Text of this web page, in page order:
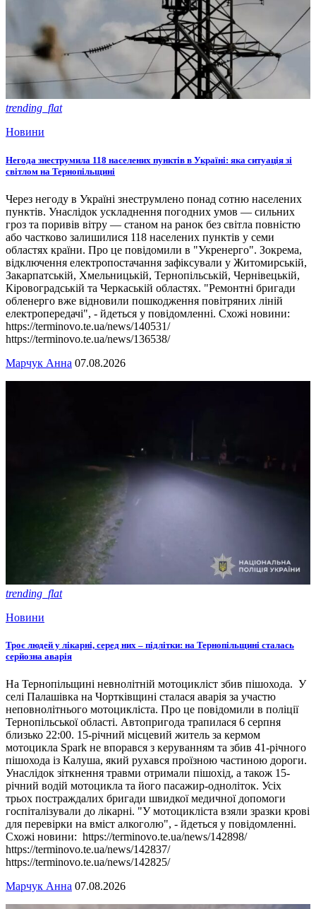
trending_flat
Новини
Негода знеструмила 118 населених пунктів в Україні: яка ситуація зі
світлом на Тернопільщині
Через негоду в Україні знеструмлено понад сотню населених
пунктів. Унаслідок ускладнення погодних умов — сильних
гроз та поривів вітру — станом на ранок без світла повністю
або частково залишилися 118 населених пунктів у семи
областях країни. Про це повідомили в "Укренерго". Зокрема,
відключення електропостачання зафіксували у Житомирській,
Закарпатській, Хмельницькій, Тернопільській, Чернівецькій,
Кіровоградській та Черкаській областях. "Ремонтні бригади
обленерго вже відновили пошкодження повітряних ліній
електропередачі", - йдеться у повідомленні. Схожі новини:
https://terminovo.te.ua/news/140531/
https://terminovo.te.ua/news/136538/
Марчук Анна 07.08.2026
trending_flat
Новини
Троє людей у лікарні, серед них – підлітки: на Тернопільщині сталась
серйозна аварія
На Тернопільщині невнолітній мотоцикліст збив пішохода. У
селі Палашівка на Чортківщині сталася аварія за участю
неповнолітнього мотоцикліста. Про це повідомили в поліції
Тернопільської області. Автопригода трапилася 6 серпня
близько 22:00. 15-річний місцевий житель за кермом
мотоцикла Spark не впорався з керуванням та збив 41-річного
пішохода із Калуша, який рухався проїзною частиною дороги.
Унаслідок зіткнення травми отримали пішохід, а також 15-
річний водій мотоцикла та його пасажир-одноліток. Усіх
трьох постраждалих бригади швидкої медичної допомоги
госпіталізували до лікарні. "У мотоцикліста взяли зразки крові
для перевірки на вміст алкоголю", - йдеться у повідомленні.
Схожі новини: https://terminovo.te.ua/news/142898/
https://terminovo.te.ua/news/142837/
https://terminovo.te.ua/news/142825/
Марчук Анна 07.08.2026